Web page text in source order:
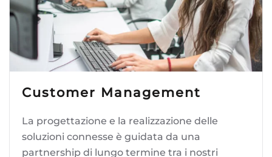
Customer Management
La progettazione e la realizzazione delle
soluzioni connesse è guidata da una
partnership di lungo termine tra i nostri